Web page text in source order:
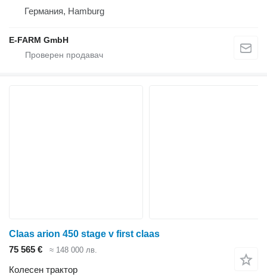
Германия, Hamburg
E-FARM GmbH
Claas arion 450 stage v first claas
75 565 €
≈ 148 000 лв.
Колесен трактор